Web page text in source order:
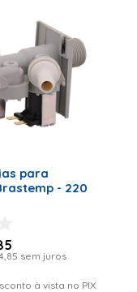
para
- 220
85 sem juros
à vista no PIX